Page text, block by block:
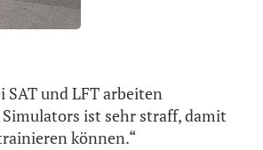
SAT und LFT arbeiten
ist sehr straff, damit
können.“